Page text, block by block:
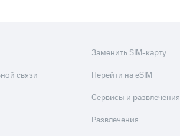
связи
Заменить SIM-карту
Перейти на eSIM
Сервисы и развлечения
Развлечения